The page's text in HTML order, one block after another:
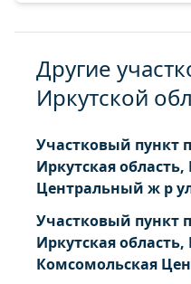
Другие
Иркутской
Участковый пункт
Иркутская область,
Центральный ж р
Участковый пункт
Иркутская область,
Комсомольская